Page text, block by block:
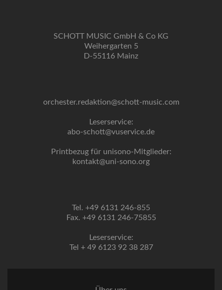
SCHOTT MUSIC GmbH & Co KG
Weihergarten 5
D-55116 Mainz
orchester.redaktion@schott-music.com
Leserservice:
abo-schott@vuservice.de
Printbezug für unisono-Mitglieder:
kontakt@uni-sono.org
Tel. +49 6131 246-855
Fax. +49 6131 246-75855
Leserservice:
Tel + 49 6123 92 38 287